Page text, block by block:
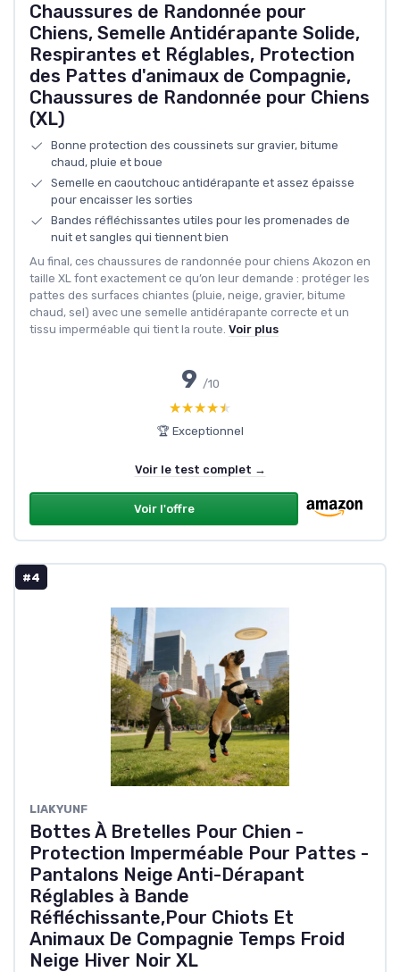
Chaussures de Randonnée pour
Chiens, Semelle Antidérapante Solide,
Respirantes et Réglables, Protection
des Pattes d'animaux de Compagnie,
Chaussures de Randonnée pour Chiens
(XL)
Bonne protection des coussinets sur gravier, bitume
chaud, pluie et boue
Semelle en caoutchouc antidérapante et assez épaisse
pour encaisser les sorties
Bandes réfléchissantes utiles pour les promenades de
nuit et sangles qui tiennent bien
Au final, ces chaussures de randonnée pour chiens Akozon en
taille XL font exactement ce qu’on leur demande : protéger les
pattes des surfaces chiantes (pluie, neige, gravier, bitume
chaud, sel) avec une semelle antidérapante correcte et un
tissu imperméable qui tient la route. Voir plus
9 /10
★★★★★
★★★★★
🏆 Exceptionnel
Voir le test complet →
Voir l'offre
#4
LIAKYUNF
Bottes À Bretelles Pour Chien -
Protection Imperméable Pour Pattes -
Pantalons Neige Anti-Dérapant
Réglables à Bande
Réfléchissante,Pour Chiots Et
Animaux De Compagnie Temps Froid
Neige Hiver Noir XL